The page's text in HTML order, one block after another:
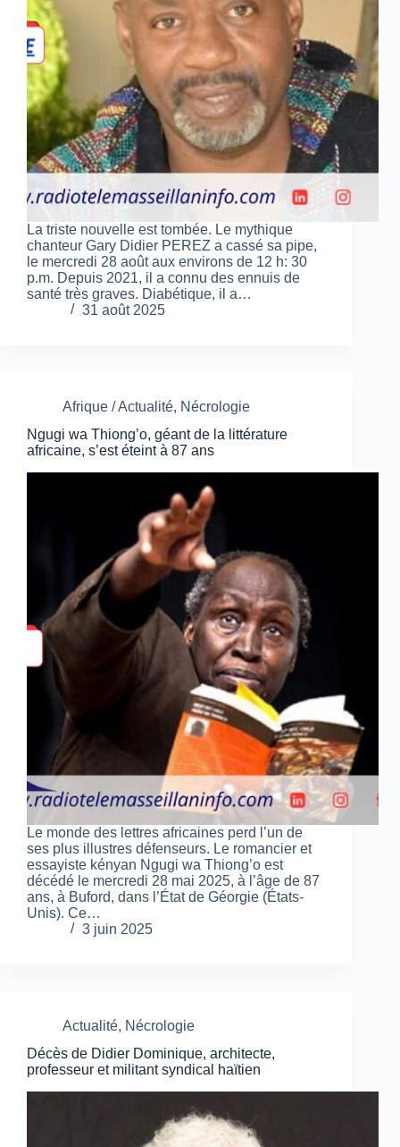
La triste nouvelle est tombée. Le mythique
chanteur Gary Didier PEREZ a cassé sa pipe,
le mercredi 28 août aux environs de 12 h: 30
p.m. Depuis 2021, il a connu des ennuis de
santé très graves. Diabétique, il a…
31 août 2025
Afrique / Actualité, Nécrologie
Ngugi wa Thiong’o, géant de la littérature
africaine, s’est éteint à 87 ans
Le monde des lettres africaines perd l’un de
ses plus illustres défenseurs. Le romancier et
essayiste kényan Ngugi wa Thiong’o est
décédé le mercredi 28 mai 2025, à l’âge de 87
ans, à Buford, dans l’État de Géorgie (États-
Unis). Ce…
3 juin 2025
Actualité, Nécrologie
Décès de Didier Dominique, architecte,
professeur et militant syndical haïtien